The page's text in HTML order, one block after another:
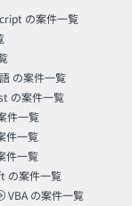
の案件一覧
の案件一覧
の案件一覧
件一覧
件一覧
件一覧
の案件一覧
VBA の案件一覧